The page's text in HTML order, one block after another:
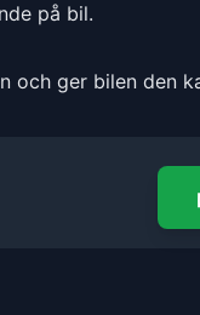
på bil.
och ger bilen den